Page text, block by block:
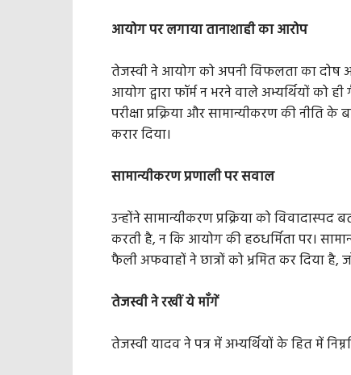
आयोग पर लगाया तानाशाही का आरोप
तेजस्वी ने आयोग को अपनी विफलता का दोष
आयोग द्वारा फॉर्म न भरने वाले अभ्यर्थियों को
परीक्षा प्रक्रिया और सामान्यीकरण की नीति के
करार दिया।
सामान्यीकरण प्रणाली पर सवाल
उन्होंने सामान्यीकरण प्रक्रिया को विवादास्पद
करती है, न कि आयोग की हठधर्मिता पर।
फैली अफवाहों ने छात्रों को भ्रमित कर दिया है,
तेजस्वी ने रखीं ये माँगें
तेजस्वी यादव ने पत्र में अभ्यर्थियों के हित में